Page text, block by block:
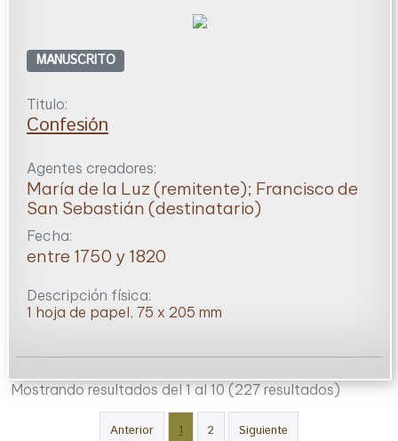
MANUSCRITO
Titulo:
Confesión
Agentes creadores:
María de la Luz (remitente); Francisco de
San Sebastián (destinatario)
Fecha:
entre 1750 y 1820
Descripción física:
1 hoja de papel, 75 x 205 mm
Mostrando resultados del 1 al 10(227 resultados)
Anterior 1 2 Siguiente